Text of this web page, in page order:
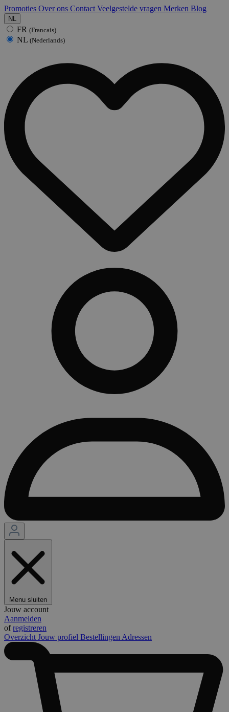
Promoties Over ons Contact Veelgestelde vragen Merken Blog
NL
FR (Francais)
NL (Nederlands)
Menu sluiten
Jouw account
Aanmelden
ofregistreren
Overzicht Jouw profiel Bestellingen Adressen